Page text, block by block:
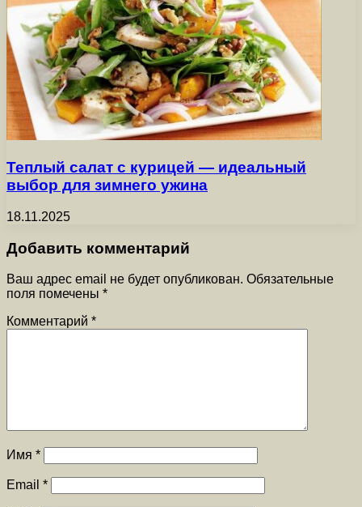
Теплый салат с курицей — идеальный
выбор для зимнего ужина
18.11.2025
Добавить комментарий
Ваш адрес email не будет опубликован. Обязательные
поля помечены *
Комментарий *
Имя *
Email *